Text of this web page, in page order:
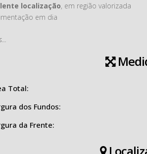
localização, em região valorizada
em dia
oportunidade para quem busca investir
contato para mais informações ou agendar
Solução - CRECI 5756J
Total:
dos Fundos:
da Frente: